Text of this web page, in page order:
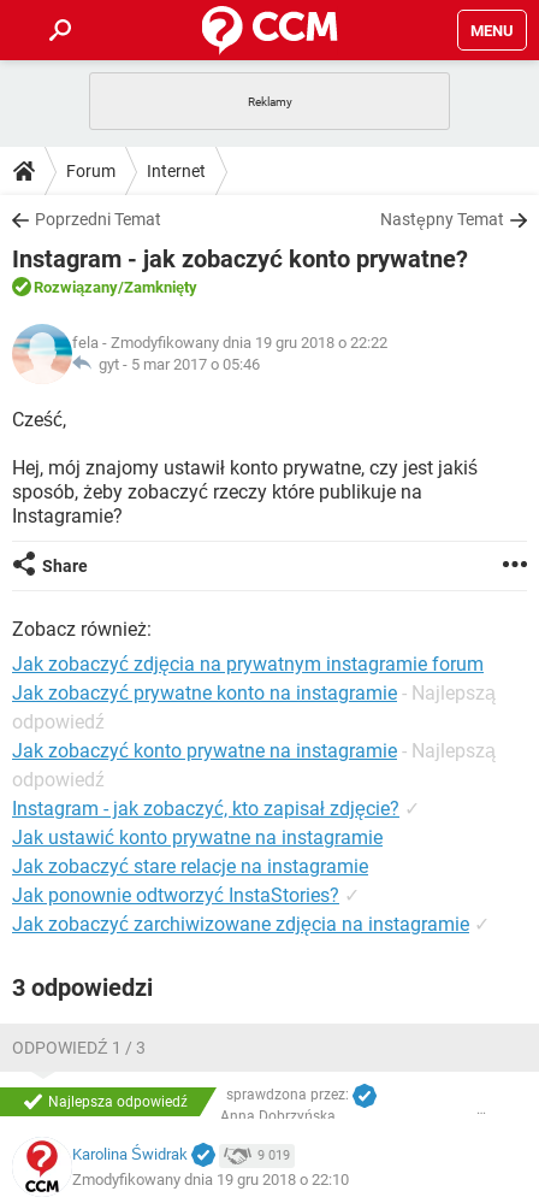
MENU
GRY
SPOTIFY
INSTAGRAM FACEBOOK
WINDOWS 10
PORADY
PlayStation
SPOTIFY
INSTAGRAM
WINDOWS 10
DO POBRANIA
ANDROID TIKTOK
GRY
IOS NETFLIX
INSTAGRAM
WINDOWS 10
FORUM
COVID-19
GRY
WINDOWS 10
ARTYKUŁY
COVID-19
GRY
SPOTIFY NETFLIX
INSTAGRAM FACEBOOK
Forum Internet
Poprzedni Temat Następny Temat
Instagram - jak zobaczyć konto prywatne?
Rozwiązany/Zamknięty
fela - Zmodyfikowany dnia 19 gru 2018 o 22:22
gyt - 5 mar 2017 o 05:46
Cześć,
Hej, mój znajomy ustawił konto prywatne, czy jest jakiś
sposób, żeby zobaczyć rzeczy które publikuje na
Instagramie?
Share
Zobacz również:
Jak zobaczyć zdjęcia na prywatnym instagramie forum
Jak zobaczyć prywatne konto na instagramie - Najlepszą
odpowiedź
Jak zobaczyć konto prywatne na instagramie - Najlepszą
odpowiedź
Instagram - jak zobaczyć, kto zapisał zdjęcie? ✓
Jak ustawić konto prywatne na instagramie
Jak zobaczyć stare relacje na instagramie
Jak ponownie odtworzyć InstaStories? ✓
Jak zobaczyć zarchiwizowane zdjęcia na instagramie ✓
3 odpowiedzi
ODPOWIEDŹ 1 / 3
Najlepsza odpowiedź
sprawdzona przez:
Anna Dobrzyńska
Karolina Świdrak 9 019
Zmodyfikowany dnia 19 gru 2018 o 22:10